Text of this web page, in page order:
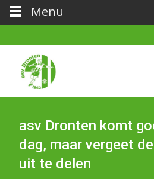
asv Dronten komt
dag, maar vergeet
uit te delen
Menu